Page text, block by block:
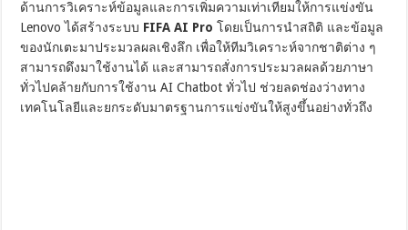
ด้านการวิเคราะห์ข้อมูลและการเพิ่มความเท่าเทียมให้การแข่งขัน
Lenovo ได้สร้างระบบ FIFA AI Proโดยเป็นการนำสถิติ และข้อมูล
ของนักเตะมาประมวลผลเชิงลึก เพื่อให้ทีมวิเคราะห์จากชาติต่าง ๆ
สามารถดึงมาใช้งานได้ และสามารถสั่งการประมวลผลด้วยภาษา
ทั่วไปคล้ายกับการใช้งาน AI Chatbot ทั่วไป ช่วยลดช่องว่างทาง
เทคโนโลยีและยกระดับมาตรฐานการแข่งขันให้สูงขึ้นอย่างทั่วถึง